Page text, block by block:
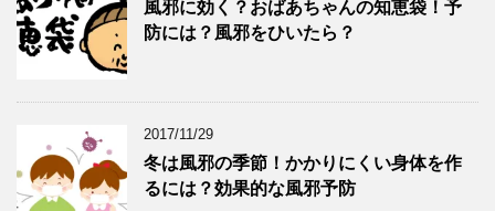
風邪に効く？おばあちゃんの知恵袋！予
防には？風邪をひいたら？
2017/11/29
冬は風邪の季節！かかりにくい身体を作
るには？効果的な風邪予防